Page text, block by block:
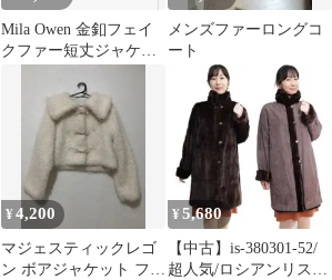
Mila Owen 金釦フェイ
クファー短丈ジャケッ
メンズファーロングコ
ート
¥4,200
マジェスティックレゴ
ン ボアジャケット ファ
¥ 5,680
【中古】is-380301-52/
超人気/ロシアンリスリ